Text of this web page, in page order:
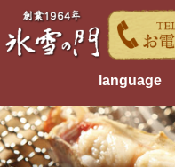
language